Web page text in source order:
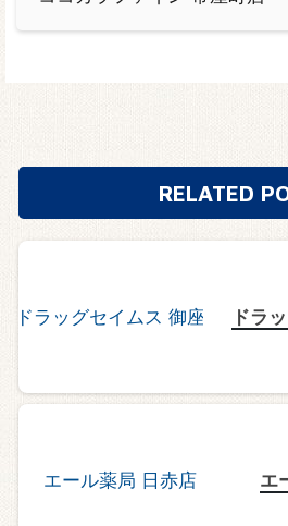
RELATED
ドラ
エ